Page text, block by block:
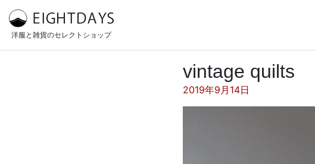
コンテンツへスキップ
洋服と雑貨のセレクトショップ
vintage quilts
投稿日:
2019年9月14日